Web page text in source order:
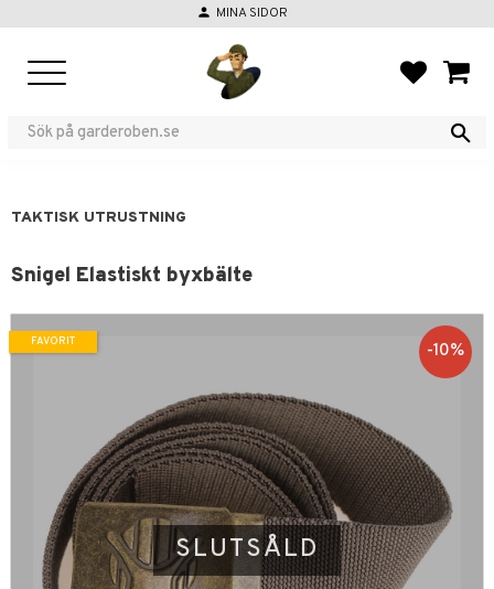
person MINA SIDOR
TAKTISK UTRUSTNING
Snigel Elastiskt byxbälte
SLUTSÅLD
10%
FAVORIT